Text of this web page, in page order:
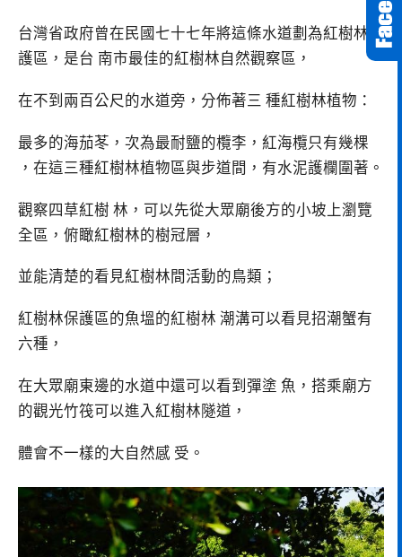
台灣省政府曾在民國七十七年將這條水道劃為紅樹林保
護區，是台 南市最佳的紅樹林自然觀察區，
在不到兩百公尺的水道旁，分佈著三 種紅樹林植物：
最多的海茄苳，次為最耐鹽的欖李，紅海欖只有幾棵
，在這三種紅樹林植物區與步道間，有水泥護欄圍著。
觀察四草紅樹 林，可以先從大眾廟後方的小坡上瀏覽
全區，俯瞰紅樹林的樹冠層，
並能清楚的看見紅樹林間活動的鳥類；
紅樹林保護區的魚塭的紅樹林 潮溝可以看見招潮蟹有
六種，
在大眾廟東邊的水道中還可以看到彈塗 魚，搭乘廟方
的觀光竹筏可以進入紅樹林隧道，
體會不一樣的大自然感 受。